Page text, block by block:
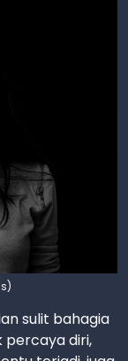
sulit bahagia
percaya diri,